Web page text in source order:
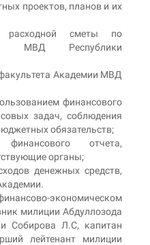
проектов, планов и их
расходной сметы по
МВД Республики
Академии МВД
финансового
задач, соблюдения
обязательств;
финансового отчета,
органы;
денежных средств,
экономическом
милиции Абдуллозода
Собирова Л.С, капитан
лейтенант милиции